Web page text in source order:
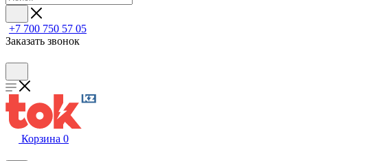
+7 700 750 57 05
Заказать звонок
Корзина 0